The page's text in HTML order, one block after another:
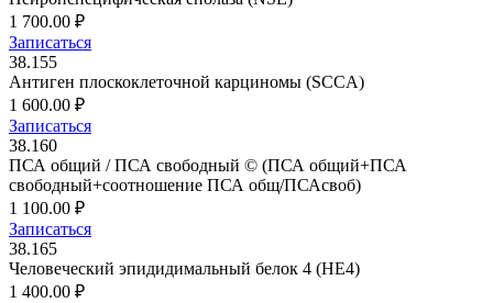
1 700.00 ₽
Записаться
38.155
Антиген плоскоклеточной карциномы (SCCA)
1 600.00 ₽
Записаться
38.160
ПСА общий / ПСА свободный © (ПСА общий+ПСА
свободный+соотношение ПСА общ/ПСАсвоб)
1 100.00 ₽
Записаться
38.165
Человеческий эпидидимальный белок 4 (HE4)
1 400.00 ₽